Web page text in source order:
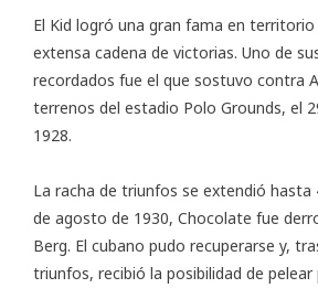
El Kid logró una gran fama en
extensa cadena de victorias. Uno de
recordados fue el que sostuvo contra
terrenos del estadio Polo Grounds, el
1928.
La racha de triunfos se extendió hasta
de agosto de 1930, Chocolate fue
Berg. El cubano pudo recuperarse y,
triunfos, recibió la posibilidad de